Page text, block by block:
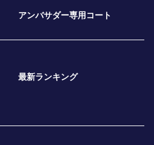
アンバサダー専用コート
最新ランキング